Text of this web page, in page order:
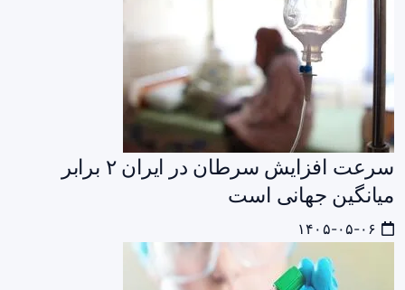
سرعت افزایش سرطان در ایران ۲ برابر
میانگین جهانی است